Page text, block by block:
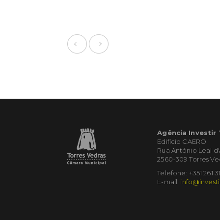
Agência Investir
Edifício CAERO
Rua António Leal
2560-309 Torres
Telefone: +351 261
E-mail: